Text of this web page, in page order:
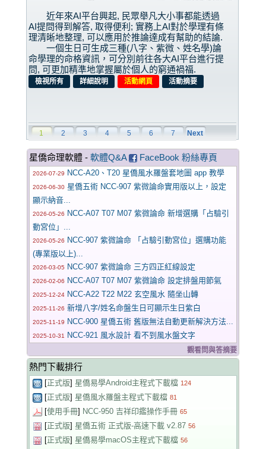
近年來AI平台興起, 民眾舉凡大小事都能透過
AI提問得到解答, 取得便利; 實務上AI對於學理有條
理清晰地整理, 可以應用於推論達成有幫助的結論.
一個生日可生成三種(八字、紫微、姓名學)論
命學理的命格資訊，可分別前往各大AI平台進行提
問, 可更加精準地掌握屬於個人的窮通禍福.
檢視所有 詳細說明 活動網頁 活動摘要
1 2 3 4 5 6 7 Next
星僑命理軟體 - 軟體Q&A FaceBook 粉絲專頁
2026-07-29 NCC-A20、T20 星僑風水羅盤套地圖 app 教學
2026-06-30 星僑五術 NCC-907 紫微論命實用版以上，設定
顯示納音...
2026-05-26
NCC-A07 T07 M07 紫微論命 新增選購「占驗引
動宮位」...
2026-05-26
NCC-907 紫微論命 「占驗引動宮位」選購功能
(專業版以上)...
2026-03-05 NCC-907 紫微論命 三方四正紅線設定
2026-02-06 NCC-A07 T07 M07 紫微論命 設定排盤用節氣
2025-12-24 NCC-A22 T22 M22 玄空風水 隨坐山轉
2025-11-26 新增八字/姓名命盤生日可顯示生日紫白
2025-11-19 NCC-900 星僑五術 舊版無法自動更新解決方法...
2025-10-31 NCC-921 風水設計 看不到風水盤文字
觀看問與答摘要
熱門下載排行
[正式版] 星僑易學Android主程式下載檔 124
[正式版] 星僑風水羅盤主程式下載檔 81
[使用手冊] NCC-950 吉祥印鑑操作手冊 65
[正式版] 星僑五術 正式版-高速下載 v2.87 56
[正式版] 星僑易學macOS主程式下載檔 56